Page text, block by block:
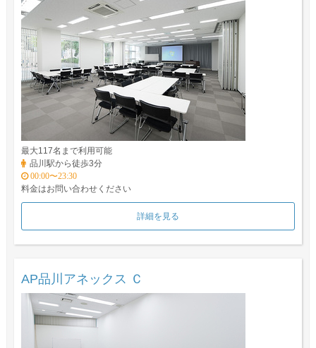
最大117名まで利用可能
品川駅から徒歩3分
00:00〜23:30
料金はお問い合わせください
詳細を見る
AP品川アネックス Ｃ